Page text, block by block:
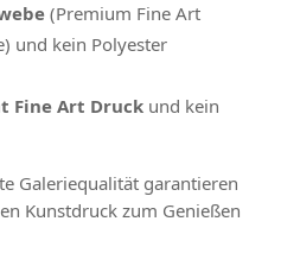
(Premium Fine Art
und kein Polyester
Fine Art Druck und kein
Galeriequalität garantieren
Kunstdruck zum Genießen